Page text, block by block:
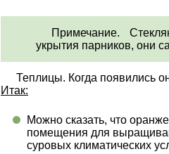
Примечание.
укрытия парников, они
Теплицы. Когда появились
Итак:
Можно сказать, что
помещения для
суровых климатических